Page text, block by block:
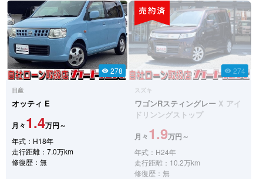
visibility 278
日産
オッティ E
月々1.4万円～
年式：H18年
走行距離：7.0万km
修復歴：無
visibility 274
スズキ
ワゴンRスティングレー X アイ
ドリンングストップ
月々1.9万円～
年式：H24年
走行距離：10.2万km
修復歴：無